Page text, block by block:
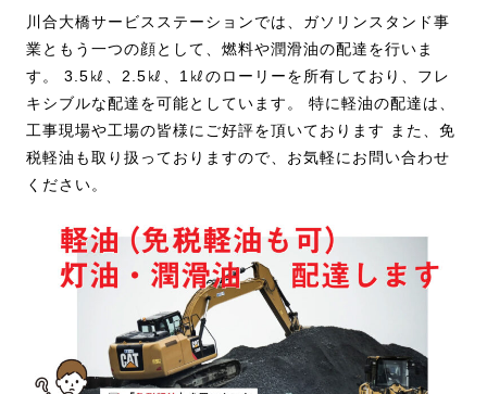
川合大橋サービスステーションでは、ガソリンスタンド事
業ともう一つの顔として、燃料や潤滑油の配達を行いま
す。
3.5㎘、2.5㎘、1㎘のローリーを所有しており、フレ
キシブルな配達を可能としています。
特に軽油の配達は、
工事現場や工場の皆様にご好評を頂いております
また、免
税軽油も取り扱っておりますので、お気軽にお問い合わせ
ください。